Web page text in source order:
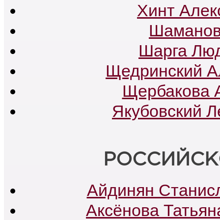
Хинт
Шарга
Щедринский
Щербакова
Якубовский
Айдинян
Аксёнова